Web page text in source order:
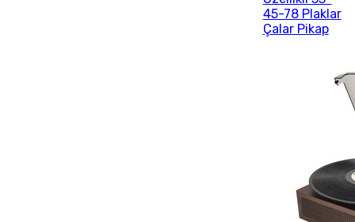
45-78 Plaklar
Çalar Pikap